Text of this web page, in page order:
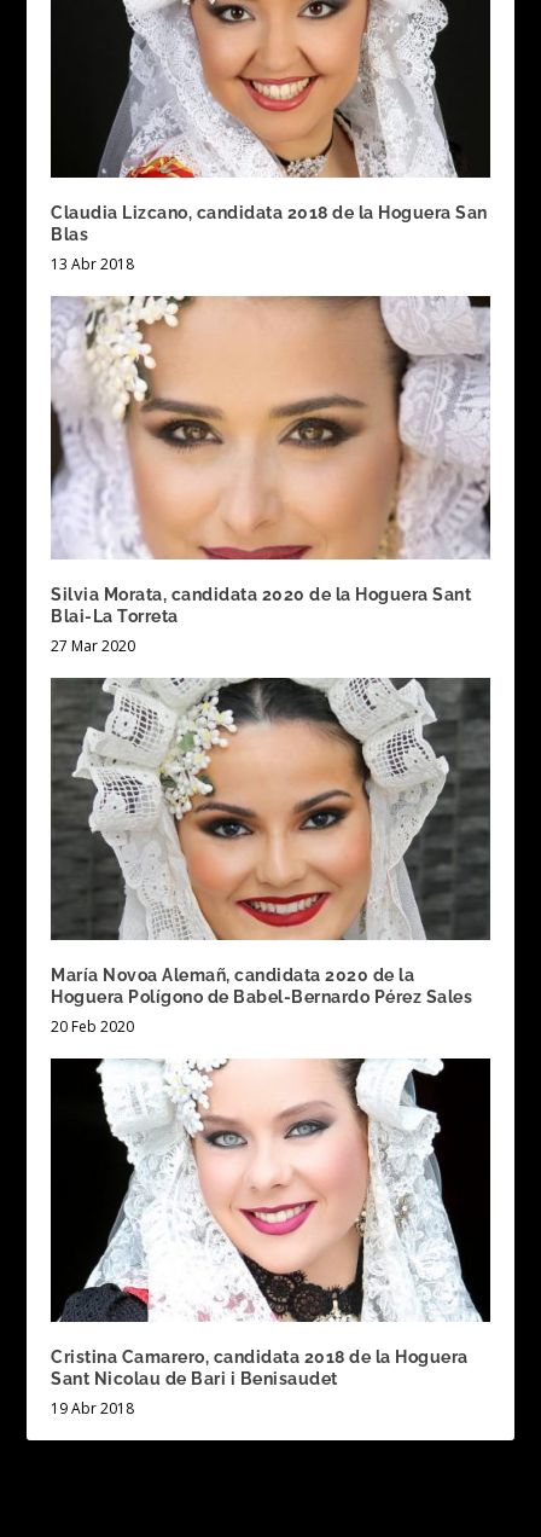
Claudia Lizcano, candidata 2018 de la Hoguera San
Blas
13 Abr 2018
Silvia Morata, candidata 2020 de la Hoguera Sant
Blai-La Torreta
27 Mar 2020
María Novoa Alemañ, candidata 2020 de la
Hoguera Polígono de Babel-Bernardo Pérez Sales
20 Feb 2020
Cristina Camarero, candidata 2018 de la Hoguera
Sant Nicolau de Bari i Benisaudet
19 Abr 2018